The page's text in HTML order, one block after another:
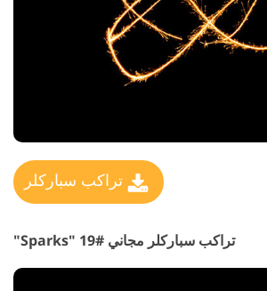
تراكب سباركلر
تراكب سباركلر مجاني #19 "Sparks"